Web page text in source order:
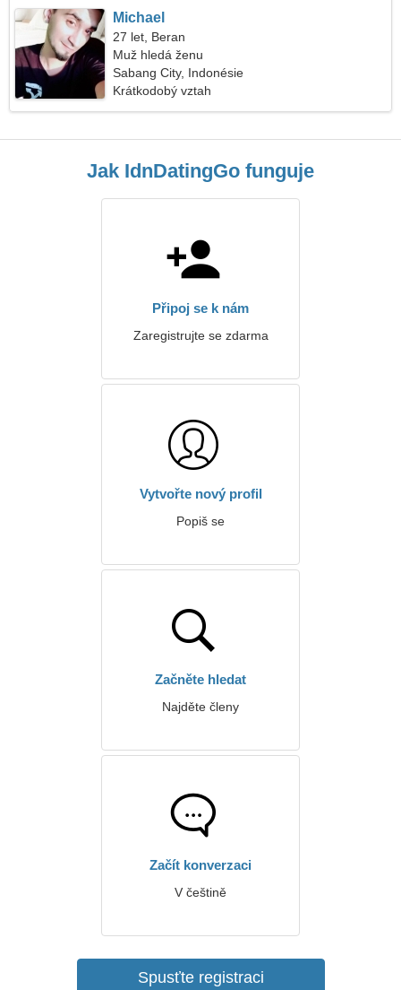
Michael
27 let, Beran
Muž hledá ženu
Sabang City, Indonésie
Krátkodobý vztah
Jak IdnDatingGo funguje
Připoj se k nám
Zaregistrujte se zdarma
Vytvořte nový profil
Popiš se
Začněte hledat
Najděte členy
Začít konverzaci
V češtině
Spusťte registraci